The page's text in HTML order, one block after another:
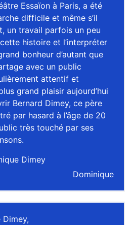
Essaïon à Paris, a été
difficile et même s’il
un travail parfois un peu
histoire et l’interpréter
bonheur d’autant que
avec un public
attentif et
grand plaisir aujourd’hui
Bernard Dimey, ce père
par hasard à l’âge de 20
très touché par ses
Dimey
Dominique